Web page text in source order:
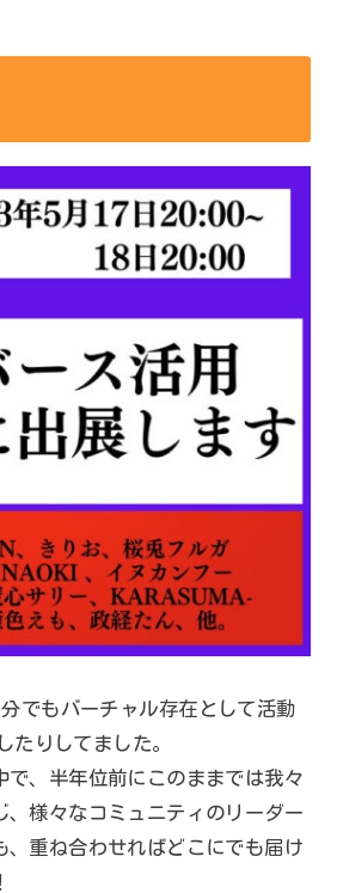
でもバーチャル存在として活動
りしてました。
、半年位前にこのままでは我々
様々なコミュニティのリーダー
重ね合わせればどこにでも届け